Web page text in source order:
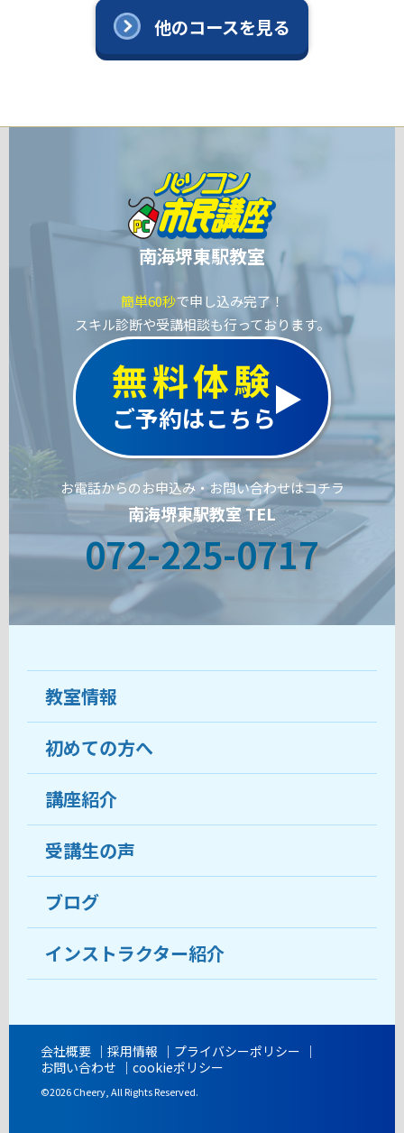
他のコースを見る
南海堺東駅教室
簡単60秒で申し込み完了！
スキル診断や受講相談も行っております。
無料体験
ご予約はこちら
お電話からのお申込み・お問い合わせはコチラ
南海堺東駅教室 TEL
072-225-0717
教室情報
教室について
受講生の声
おすすめ・人気の講座
目的から講座を探す
教室ブログ
開講時間
初めての方へ
ココがおすすめ
料金
受講までの流れ
よくあるご質問
講座紹介
受講生の声
ブログ
インストラクター紹介
会社概要 採用情報
プライバシーポリシー
お問い合わせ
cookieポリシー
©2026 Cheery, All Rights Reserved.